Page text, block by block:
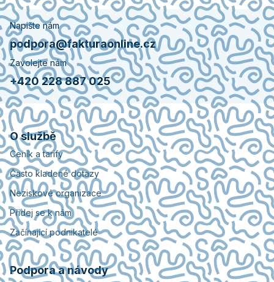
Napište nám
podpora@fakturaonline.cz
Zavolejte nám
+420 228 887 025
O službě
Ceník a tarify
Často kladené dotazy
Neziskové organizace
Přidej se k nám
Začínající podnikatelé
Podpora a návody